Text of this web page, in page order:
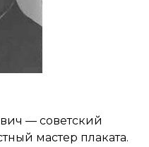
— советский
мастер плаката.